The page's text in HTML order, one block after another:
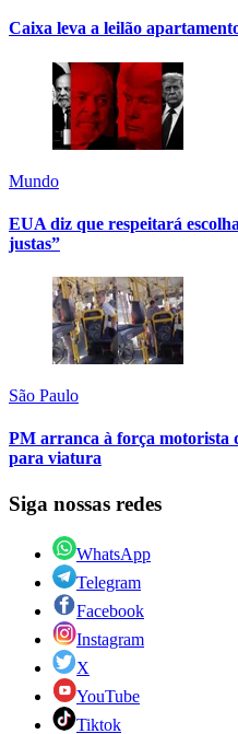
Caixa leva a leilão
Mundo
EUA diz que respeitará
justas”
São Paulo
PM arranca à força motorista
para viatura
Siga nossas redes
WhatsApp
Telegram
Facebook
Instagram
X
YouTube
Tiktok